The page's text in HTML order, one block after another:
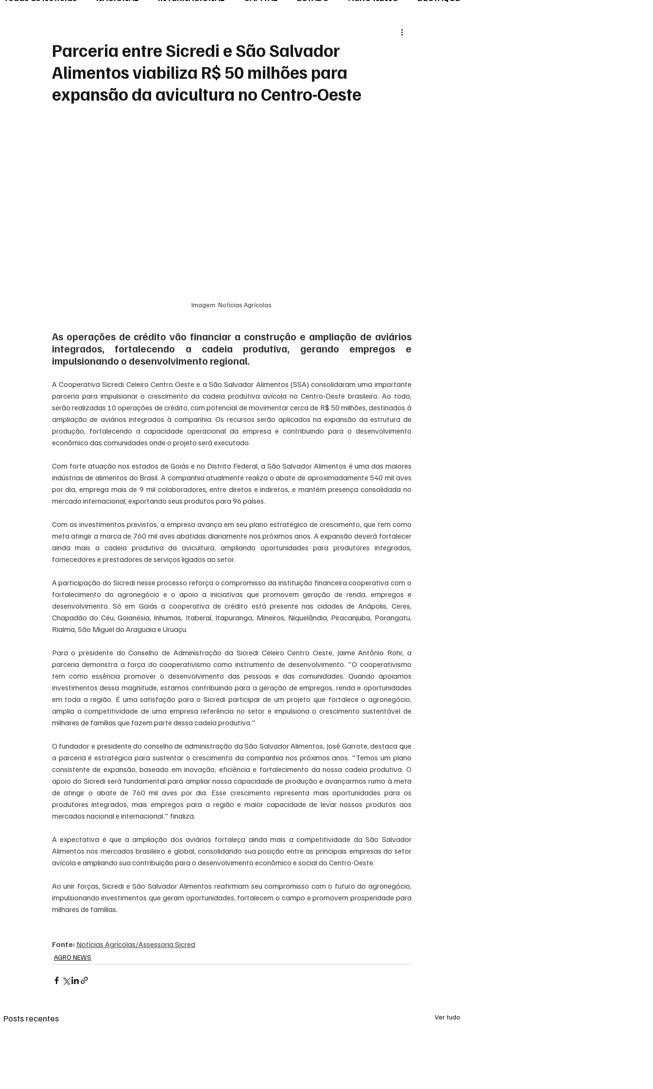
Parceria entre Sicredi e São Salvador
Alimentos viabiliza R$ 50 milhões para
expansão da avicultura no Centro-Oeste
Imagem: Notícias Agrícolas
As operações de crédito vão financiar a construção e ampliação de aviários
integrados, fortalecendo a cadeia produtiva, gerando empregos e
impulsionando o desenvolvimento regional.
A Cooperativa Sicredi Celeiro Centro Oeste e a São Salvador Alimentos (SSA) consolidaram uma importante
parceria para impulsionar o crescimento da cadeia produtiva avícola no Centro-Oeste brasileiro. Ao todo,
serão realizadas 10 operações de crédito, com potencial de movimentar cerca de R$ 50 milhões, destinados à
ampliação de aviários integrados à companhia. Os recursos serão aplicados na expansão da estrutura de
produção, fortalecendo a capacidade operacional da empresa e contribuindo para o desenvolvimento
econômico das comunidades onde o projeto será executado.
Com forte atuação nos estados de Goiás e no Distrito Federal, a São Salvador Alimentos é uma das maiores
indústrias de alimentos do Brasil. A companhia atualmente realiza o abate de aproximadamente 540 mil aves
por dia, emprega mais de 9 mil colaboradores, entre diretos e indiretos, e mantém presença consolidada no
mercado internacional, exportando seus produtos para 96 países.
Com os investimentos previstos, a empresa avança em seu plano estratégico de crescimento, que tem como
meta atingir a marca de 760 mil aves abatidas diariamente nos próximos anos. A expansão deverá fortalecer
ainda mais a cadeia produtiva da avicultura, ampliando oportunidades para produtores integrados,
fornecedores e prestadores de serviços ligados ao setor.
A participação do Sicredi nesse processo reforça o compromisso da instituição financeira cooperativa com o
fortalecimento do agronegócio e o apoio a iniciativas que promovem geração de renda, empregos e
desenvolvimento. Só em Goiás a cooperativa de crédito está presente nas cidades de Anápolis, Ceres,
Chapadão do Céu, Goianésia, Inhumas, Itaberaí, Itapuranga, Mineiros, Niquelândia, Piracanjuba, Porangatu,
Rialma, São Miguel do Araguaia e Uruaçu.
Para o presidente do Conselho de Administração da Sicredi Celeiro Centro Oeste, Jaime Antônio Rohr, a
parceria demonstra a força do cooperativismo como instrumento de desenvolvimento. "O cooperativismo
tem como essência promover o desenvolvimento das pessoas e das comunidades. Quando apoiamos
investimentos dessa magnitude, estamos contribuindo para a geração de empregos, renda e oportunidades
em toda a região. É uma satisfação para o Sicredi participar de um projeto que fortalece o agronegócio,
amplia a competitividade de uma empresa referência no setor e impulsiona o crescimento sustentável de
milhares de famílias que fazem parte dessa cadeia produtiva."
O fundador e presidente do conselho de administração da São Salvador Alimentos, José Garrote, destaca que
a parceria é estratégica para sustentar o crescimento da companhia nos próximos anos. "Temos um plano
consistente de expansão, baseado em inovação, eficiência e fortalecimento da nossa cadeia produtiva. O
apoio do Sicredi será fundamental para ampliar nossa capacidade de produção e avançarmos rumo à meta
de atingir o abate de 760 mil aves por dia. Esse crescimento representa mais oportunidades para os
produtores integrados, mais empregos para a região e maior capacidade de levar nossos produtos aos
mercados nacional e internacional." finaliza.
A expectativa é que a ampliação dos aviários fortaleça ainda mais a competitividade da São Salvador
Alimentos nos mercados brasileiro e global, consolidando sua posição entre as principais empresas do setor
avícola e ampliando sua contribuição para o desenvolvimento econômico e social do Centro-Oeste.
Ao unir forças, Sicredi e São Salvador Alimentos reafirmam seu compromisso com o futuro do agronegócio,
impulsionando investimentos que geram oportunidades, fortalecem o campo e promovem prosperidade para
milhares de famílias.
Fonte: Notícias Agrícolas/Assessoria Sicred
AGRO NEWS
Posts recentes Ver tudo